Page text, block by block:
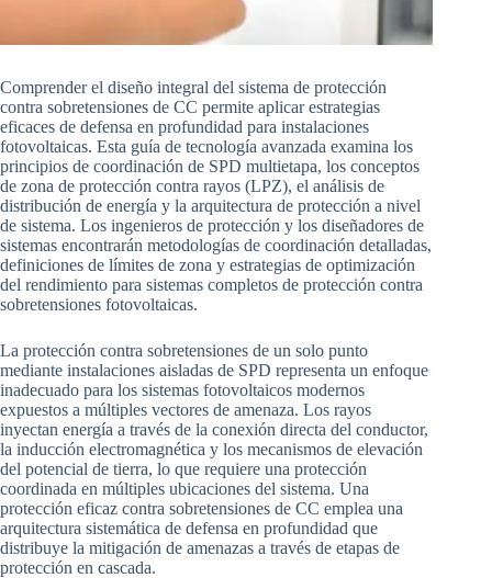
Comprender el diseño integral del sistema de protección
contra sobretensiones de CC permite aplicar estrategias
eficaces de defensa en profundidad para instalaciones
fotovoltaicas. Esta guía de tecnología avanzada examina los
principios de coordinación de SPD multietapa, los conceptos
de zona de protección contra rayos (LPZ), el análisis de
distribución de energía y la arquitectura de protección a nivel
de sistema. Los ingenieros de protección y los diseñadores de
sistemas encontrarán metodologías de coordinación detalladas,
definiciones de límites de zona y estrategias de optimización
del rendimiento para sistemas completos de protección contra
sobretensiones fotovoltaicas.
La protección contra sobretensiones de un solo punto
mediante instalaciones aisladas de SPD representa un enfoque
inadecuado para los sistemas fotovoltaicos modernos
expuestos a múltiples vectores de amenaza. Los rayos
inyectan energía a través de la conexión directa del conductor,
la inducción electromagnética y los mecanismos de elevación
del potencial de tierra, lo que requiere una protección
coordinada en múltiples ubicaciones del sistema. Una
protección eficaz contra sobretensiones de CC emplea una
arquitectura sistemática de defensa en profundidad que
distribuye la mitigación de amenazas a través de etapas de
protección en cascada.